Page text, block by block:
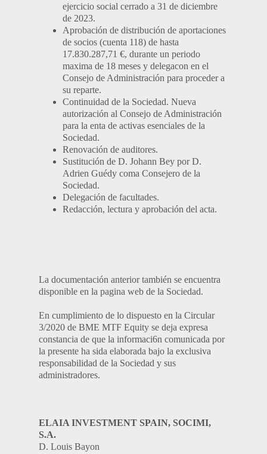
ejercicio social cerrado a 31 de diciembre
de 2023.
Aprobación de distribución de aportaciones
de socios (cuenta 118) de hasta
17.830.287,71 €, durante un periodo
maxima de 18 meses y delegacon en el
Consejo de Administración para proceder a
su reparte.
Continuidad de la Sociedad. Nueva
autorización al Consejo de Administración
para la enta de activas esenciales de la
Sociedad.
Renovación de auditores.
Sustitución de D. Johann Bey por D.
Adrien Guédy coma Consejero de la
Sociedad.
Delegación de facultades.
Redacción, lectura y aprobación del acta.
La documentación anterior también se encuentra
disponible en la pagina web de la Sociedad.
En cumplimiento de lo dispuesto en la Circular
3/2020 de BME MTF Equity se deja expresa
constancia de que la informaci6n comunicada por
la presente ha sida elaborada bajo la exclusiva
responsabilidad de la Sociedad y sus
administradores.
ELAIA INVESTMENT SPAIN, SOCIMI,
S.A.
D. Louis Bayon